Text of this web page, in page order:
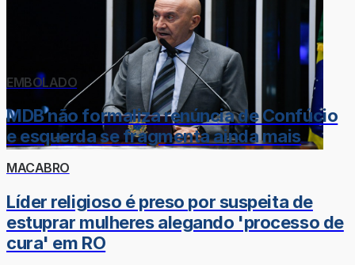
EMBOLADO
MDB não formaliza renúncia de Confúcio
e esquerda se fragmenta ainda mais
MACABRO
Líder religioso é preso por suspeita de
estuprar mulheres alegando 'processo de
cura' em RO